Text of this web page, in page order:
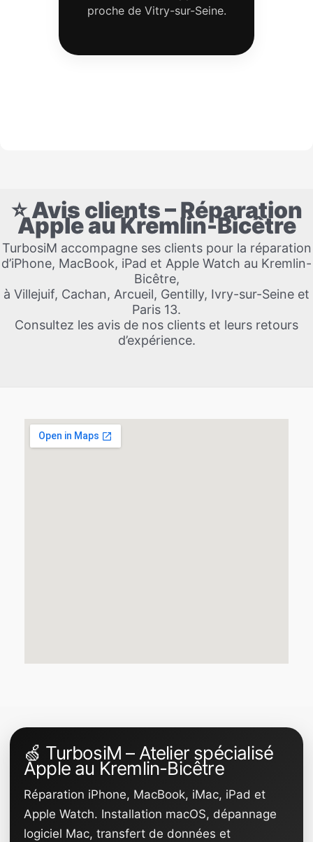
proche de Vitry-sur-Seine.
⭐ Avis clients – Réparation
Apple au Kremlin-Bicêtre
TurbosiM accompagne ses clients pour la réparation
d’iPhone, MacBook, iPad et Apple Watch au Kremlin-
Bicêtre,
à Villejuif, Cachan, Arcueil, Gentilly, Ivry-sur-Seine et
Paris 13.
Consultez les avis de nos clients et leurs retours
d’expérience.
🍏 TurbosiM – Atelier spécialisé
Apple au Kremlin-Bicêtre
Réparation iPhone, MacBook, iMac, iPad et
Apple Watch. Installation macOS, dépannage
logiciel Mac, transfert de données et